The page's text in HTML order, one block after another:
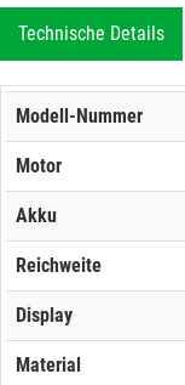
Technische Details
Modell-Nummer
Motor
Akku
Reichweite
Display
Material